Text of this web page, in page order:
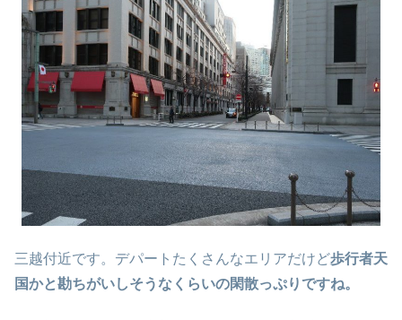
三越付近です。デパートたくさんなエリアだけど歩行者天
国かと勘ちがいしそうなくらいの閑散っぷりですね。